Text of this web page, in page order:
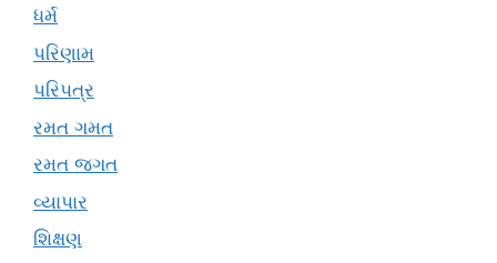
ધર્મ
પરિણામ
પરિપત્ર
રમત ગમત
રમત જગત
વ્યાપાર
શિક્ષણ